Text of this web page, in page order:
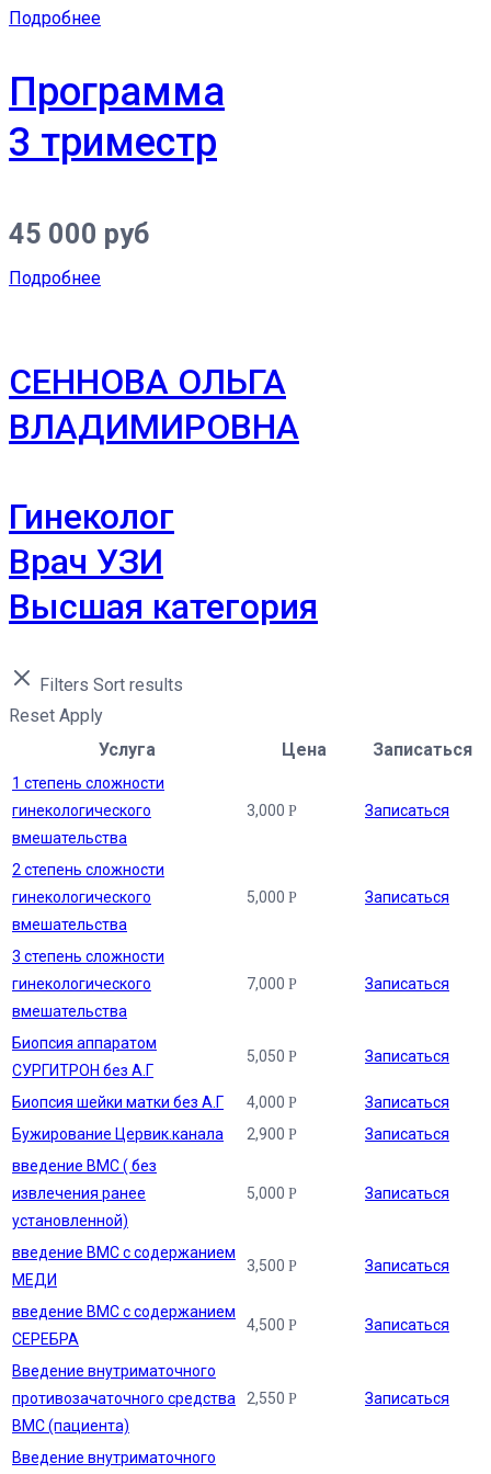
Подробнее
Программа
3 триместр
45 000 руб
Подробнее
СЕННОВА ОЛЬГА
ВЛАДИМИРОВНА
Гинеколог
Врач УЗИ
Высшая категория
Filters Sort results
Reset Apply
Услуга
Цена Записаться
1 степень сложности
гинекологического
вмешательства
3,000 Р Записаться
2 степень сложности
гинекологического
вмешательства
5,000 Р Записаться
3 степень сложности
гинекологического
вмешательства
7,000 Р Записаться
Биопсия аппаратом
СУРГИТРОН без А.Г
5,050 Р Записаться
Биопсия шейки матки без А.Г 4,000 Р
Записаться
Бужирование Цервик.канала
2,900 Р
Записаться
введение ВМС ( без
извлечения ранее
установленной)
5,000 Р Записаться
введение ВМС с содержанием
МЕДИ
3,500 Р Записаться
введение ВМС с содержанием
СЕРЕБРА
4,500 Р Записаться
Введение внутриматочного
противозачаточного средства
ВМС (пациента)
2,550 Р Записаться
Введение внутриматочного